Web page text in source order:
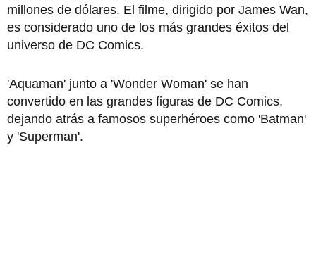
millones de dólares. El filme, dirigido por James Wan,
es considerado uno de los más grandes éxitos del
universo de DC Comics.
'Aquaman' junto a 'Wonder Woman' se han
convertido en las grandes figuras de DC Comics,
dejando atrás a famosos superhéroes como 'Batman'
y 'Superman'.